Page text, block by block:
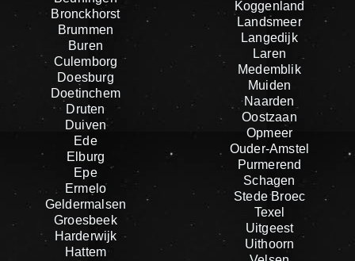
Bronckhorst
Brummen
Buren
Culemborg
Doesburg
Doetinchem
Druten
Duiven
Ede
Elburg
Epe
Ermelo
Geldermalsen
Groesbeek
Harderwijk
Hattem
Koggenland
Landsmeer
Langedijk
Laren
Medemblik
Muiden
Naarden
Oostzaan
Opmeer
Ouder-Amstel
Purmerend
Schagen
Stede Broec
Texel
Uitgeest
Uithoorn